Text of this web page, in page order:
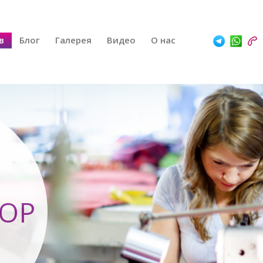
Блог Галерея Видео О нас